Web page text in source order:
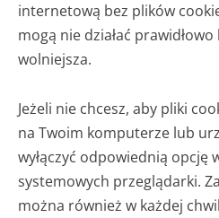
internetową bez plików
mogą nie działać
wolniejsza.
Jeżeli nie chcesz, aby pliki
na Twoim komputerze lub
wyłączyć odpowiednią opcję
systemowych przeglądarki.
można również w każdej